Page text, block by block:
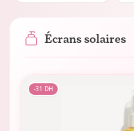
Écrans solaires
-31 DH